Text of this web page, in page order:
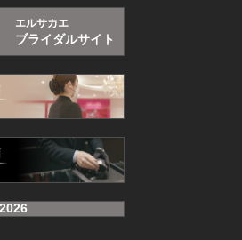
エルサカエ
ブライダルサイト